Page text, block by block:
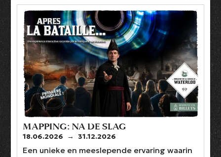
MAPPING: NA DE SLAG
18.06.2026 → 31.12.2026
Een unieke en meeslepende ervaring waarin